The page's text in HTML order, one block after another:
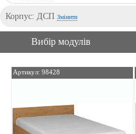
Корпус: ДСПЗмінити
Вибір модулів
Артикул: 98428